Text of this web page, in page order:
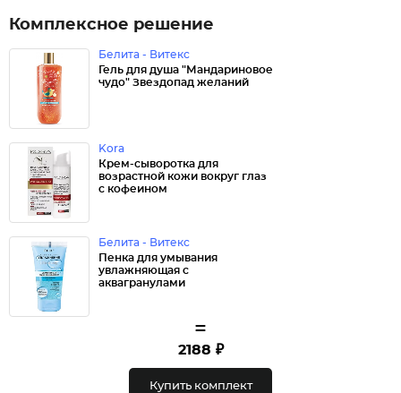
Комплексное решение
Белита - Витекс
Гель для душа "Мандариновое
чудо" Звездопад желаний
Kora
Крем-сыворотка для
возрастной кожи вокруг глаз
с кофеином
Белита - Витекс
Пенка для умывания
увлажняющая с
аквагранулами
=
2188 ₽
Купить комплект